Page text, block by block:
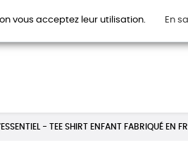
FEMMES
L'ESSENTIEL - TEE SHIRT ENFANT FABRIQUÉ EN
vous acceptez leur utilisation. En